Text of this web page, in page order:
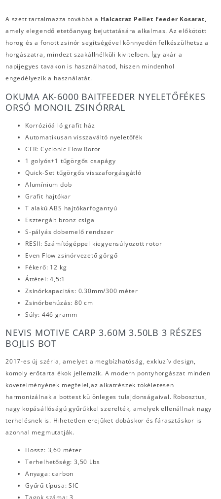
A szett tartalmazza továbbá a Halcatraz Pellet Feeder Kosarat,
amely elegendő etetőanyag bejuttatására alkalmas. Az előkötött
horog és a fonott zsinór segítségével könnyedén felkészülhetsz a
horgászatra, mindezt szakállnélküli kivitelben. Így akár a
napijegyes tavakon is használhatod, hiszen mindenhol
engedélyezik a használatát.
OKUMA AK-6000 BAITFEEDER NYELETŐFÉKES
ORSÓ MONOIL ZSINÓRRAL
Korrózióálló grafit ház
Automatikusan visszaváltó nyeletőfék
CFR: Cyclonic Flow Rotor
1 golyós+1 tűgörgős csapágy
Quick-Set tűgörgős visszaforgásgátló
Alumínium dob
Grafit hajtókar
T alakú ABS hajtókarfogantyú
Esztergált bronz csiga
S-pályás dobemelő rendszer
RESII: Számítógéppel kiegyensúlyozott rotor
Even Flow zsinórvezető görgő
Fékerő: 12 kg
Áttétel: 4,5:1
Zsinórkapacitás: 0.30mm/300 méter
Zsinórbehúzás: 80 cm
Súly: 446 gramm
NEVIS MOTIVE CARP 3.60M 3.50LB 3 RÉSZES
BOJLIS BOT
2017-es új széria, amelyet a megbízhatóság, exkluzív design,
komoly erőtartalékok jellemzik. A modern pontyhorgászat minden
követelményének megfelel,az alkatrészek tökéletesen
harmonizálnak a bottest különleges tulajdonságaival. Robosztus,
nagy kopásállóságú gyűrűkkel szerelték, amelyek ellenállnak nagy
terhelésnek is. Hihetetlen erejüket dobáskor és fárasztáskor is
azonnal megmutatják.
Hossz: 3,60 méter
Terhelhetőség: 3,50 Lbs
Anyaga: carbon
Gyűrű típusa: SIC